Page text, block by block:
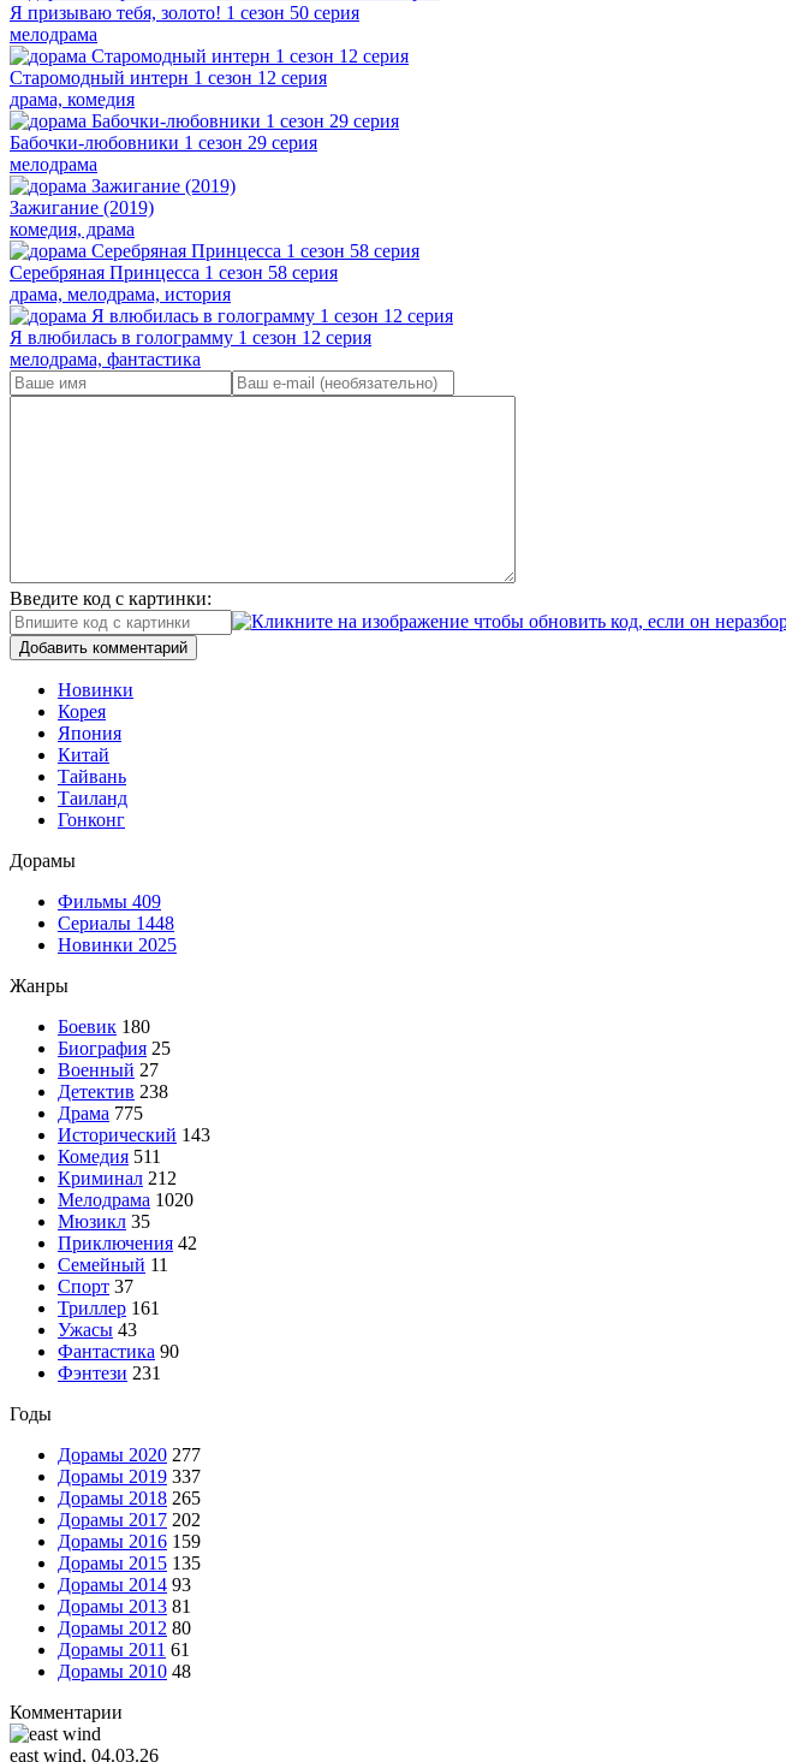
Я призываю тебя, золото! 1 сезон 50 серия
мелодрама
Старомодный интерн 1 сезон 12 серия
драма, комедия
Бабочки-любовники 1 сезон 29 серия
мелодрама
Зажигание (2019)
комедия, драма
Серебряная Принцесса 1 сезон 58 серия
драма, мелодрама, история
Я влюбилась в голограмму 1 сезон 12 серия
мелодрама, фантастика
Введите код с картинки:
Добавить комментарий
Новинки
Корея
Япония
Китай
Тайвань
Таиланд
Гонконг
Дорамы
Фильмы 409
Сериалы 1448
Новинки 2025
Жанры
Боевик 180
Биография 25
Военный 27
Детектив 238
Драма 775
Исторический 143
Комедия 511
Криминал 212
Мелодрама 1020
Мюзикл 35
Приключения 42
Семейный 11
Спорт 37
Триллер 161
Ужасы 43
Фантастика 90
Фэнтези 231
Годы
Дорамы 2020 277
Дорамы 2019 337
Дорамы 2018 265
Дорамы 2017 202
Дорамы 2016 159
Дорамы 2015 135
Дорамы 2014 93
Дорамы 2013 81
Дорамы 2012 80
Дорамы 2011 61
Дорамы 2010 48
Комментарии
east wind, 04.03.26